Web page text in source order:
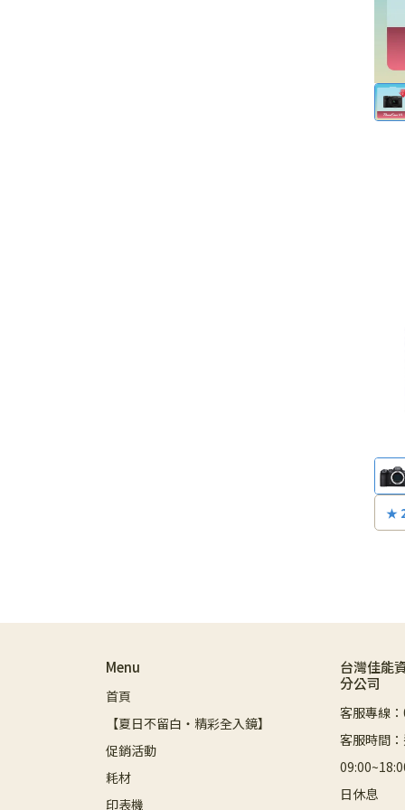
★
Menu
首頁
【夏日不留白・精彩全入鏡】
促銷活動
耗材
印表機
台灣佳能
分公司
客服專線
客服時間
日休息